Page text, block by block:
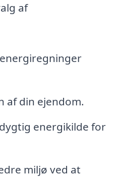
af
af din ejendom.
energikilde for
miljø ved at